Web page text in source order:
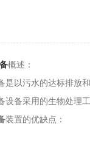
概述：
污水的达标排放和
采用的生物处理工
装置的优缺点：